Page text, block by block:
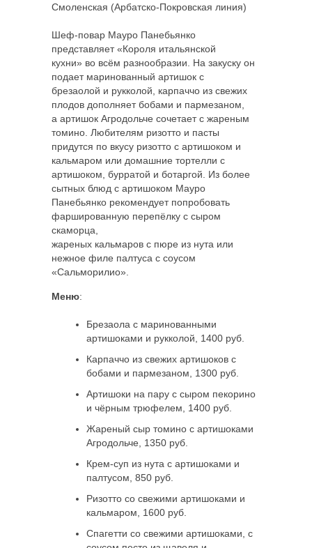
Смоленская (Арбатско-Покровская линия)
Шеф-повар Мауро Панебьянко
представляет «Короля итальянской
кухни» во всём разнообразии. На закуску он
подает маринованный артишок с
брезаолой и рукколой, карпаччо из свежих
плодов дополняет бобами и пармезаном,
а артишок Агродольче сочетает с жареным
томино. Любителям ризотто и пасты
придутся по вкусу ризотто с артишоком и
кальмаром или домашние тортелли с
артишоком, бурратой и ботаргой. Из более
сытных блюд с артишоком Мауро
Панебьянко рекомендует попробовать
фаршированную перепёлку с сыром
скаморца,
жареных кальмаров с пюре из нута или
нежное филе палтуса с соусом
«Сальморилио».
Меню:
Брезаола с маринованными
артишоками и рукколой, 1400 руб.
Карпаччо из свежих артишоков с
бобами и пармезаном, 1300 руб.
Артишоки на пару с сыром пекорино
и чёрным трюфелем, 1400 руб.
Жареный сыр томино с артишоками
Агродольче, 1350 руб.
Крем-суп из нута с артишоками и
палтусом, 850 руб.
Ризотто со свежими артишоками и
кальмаром, 1600 руб.
Спагетти со свежими артишоками, с